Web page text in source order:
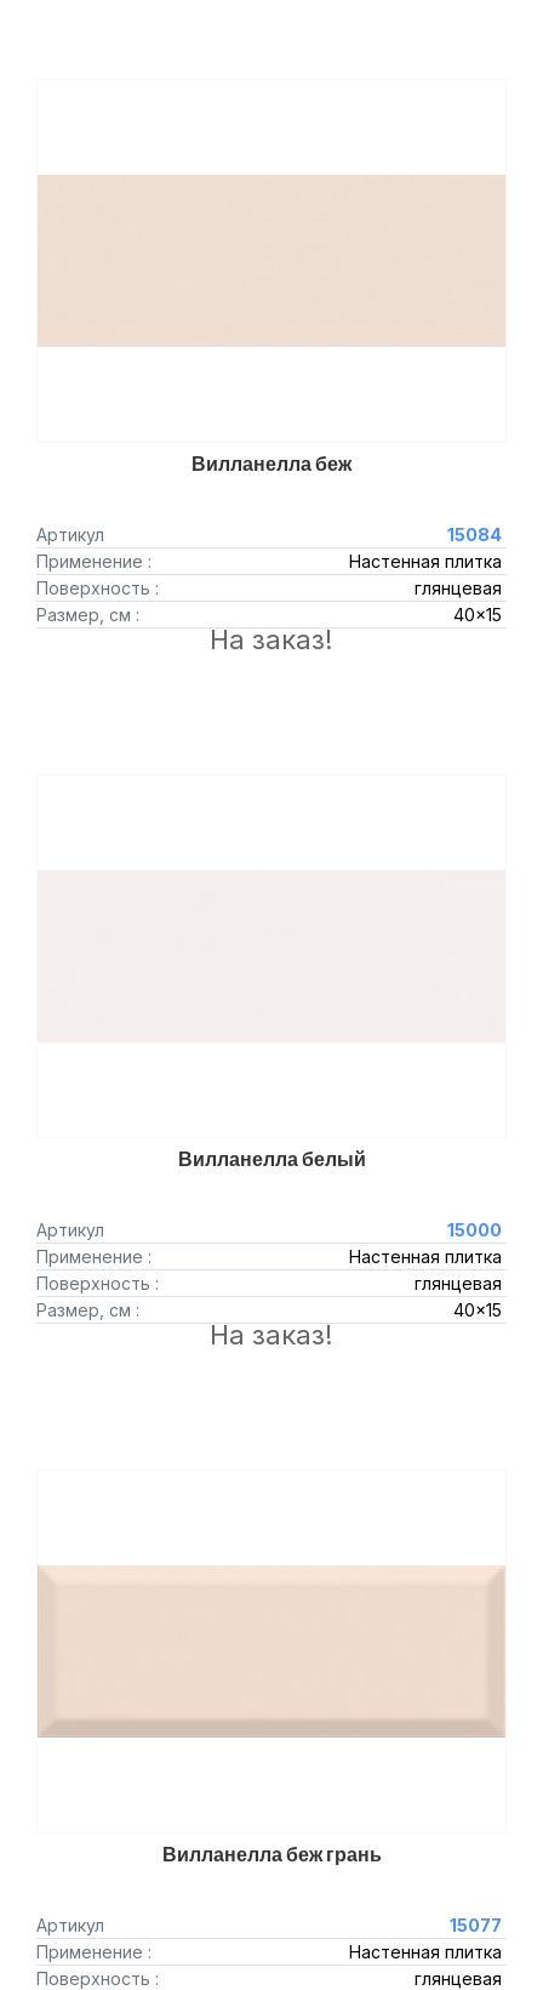
Вилланелла беж
Артикул
15084
Применение :
Настенная плитка
Поверхность :
глянцевая
Размер, см :
40x15
На заказ!
Вилланелла белый
Артикул
15000
Применение :
Настенная плитка
Поверхность :
глянцевая
Размер, см :
40x15
На заказ!
Вилланелла беж грань
Артикул
15077
Применение :
Настенная плитка
Поверхность :
глянцевая